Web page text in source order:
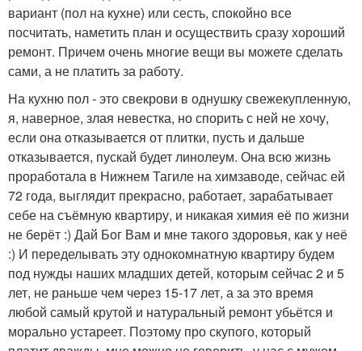
вариант (пол на кухне) или сесть, спокойно все
посчитать, наметить план и осуществить сразу хороший
ремонт. Причем очень многие вещи вы можете сделать
сами, а не платить за работу.
На кухню пол - это свекрови в однушку свежекупленную,
я, наверное, злая невестка, но спорить с ней не хочу,
если она отказывается от плитки, пусть и дальше
отказывается, пускай будет линолеум. Она всю жизнь
проработала в Нижнем Тагиле на химзаводе, сейчас ей
72 года, выглядит прекрасно, работает, зарабатывает
себе на съёмную квартиру, и никакая химия её по жизни
не берёт :) Дай Бог Вам и мне такого здоровья, как у неё
:) И переделывать эту однокомнатную квартиру будем
под нужды наших младших детей, которым сейчас 2 и 5
лет, не раньше чем через 15-17 лет, а за это время
любой самый крутой и натуральный ремонт убьётся и
морально устареет. Поэтому про скупого, который